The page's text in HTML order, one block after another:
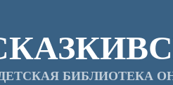
БИБЛИОТЕКА